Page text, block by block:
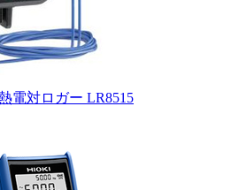
電対ロガー LR8515